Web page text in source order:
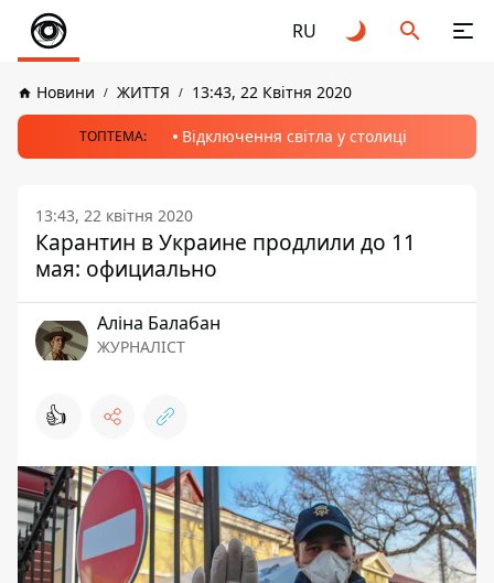
RU
Новини ЖИТТЯ 13:43, 22 Квітня 2020
ТОПТЕМА: Відключення світла у столиці
13:43, 22 квітня 2020
Карантин в Украине продлили до 11
мая: официально
Аліна Балабан
ЖУРНАЛІСТ
👍